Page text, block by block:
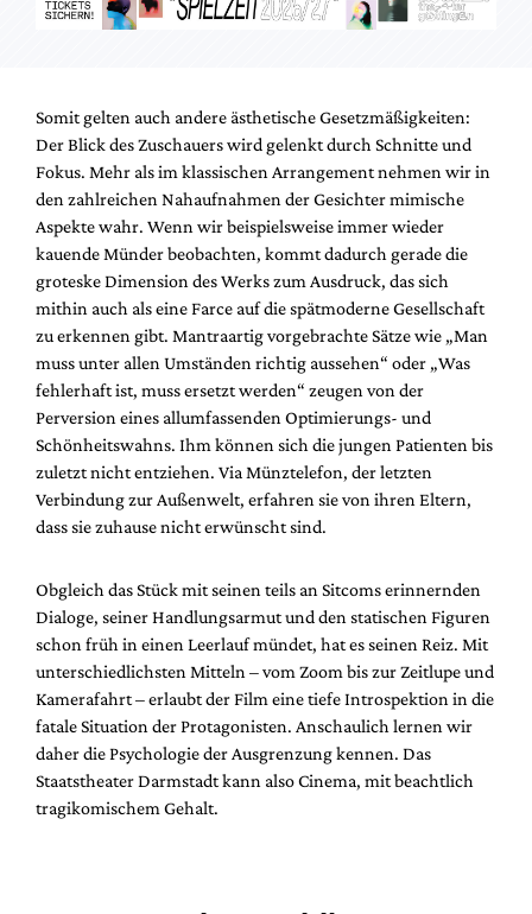
Somit gelten auch andere ästhetische Gesetzmäßigkeiten:
Der Blick des Zuschauers wird gelenkt durch Schnitte und
Fokus. Mehr als im klassischen Arrangement nehmen wir in
den zahlreichen Nahaufnahmen der Gesichter mimische
Aspekte wahr. Wenn wir beispielsweise immer wieder
kauende Münder beobachten, kommt dadurch gerade die
groteske Dimension des Werks zum Ausdruck, das sich
mithin auch als eine Farce auf die spätmoderne Gesellschaft
zu erkennen gibt. Mantraartig vorgebrachte Sätze wie „Man
muss unter allen Umständen richtig aussehen“ oder „Was
fehlerhaft ist, muss ersetzt werden“ zeugen von der
Perversion eines allumfassenden Optimierungs- und
Schönheitswahns. Ihm können sich die jungen Patienten bis
zuletzt nicht entziehen. Via Münztelefon, der letzten
Verbindung zur Außenwelt, erfahren sie von ihren Eltern,
dass sie zuhause nicht erwünscht sind.
Obgleich das Stück mit seinen teils an Sitcoms erinnernden
Dialoge, seiner Handlungsarmut und den statischen Figuren
schon früh in einen Leerlauf mündet, hat es seinen Reiz. Mit
unterschiedlichsten Mitteln – vom Zoom bis zur Zeitlupe und
Kamerafahrt – erlaubt der Film eine tiefe Introspektion in die
fatale Situation der Protagonisten. Anschaulich lernen wir
daher die Psychologie der Ausgrenzung kennen. Das
Staatstheater Darmstadt kann also Cinema, mit beachtlich
tragikomischem Gehalt.